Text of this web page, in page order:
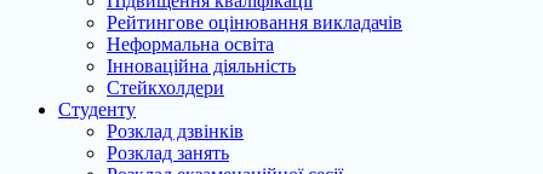
Рейтингове оцінювання викладачів
Неформальна освіта
Інноваційна діяльність
Стейкхолдери
Студенту
Розклад дзвінків
Розклад занять